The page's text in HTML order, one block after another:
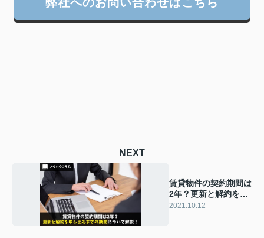
弊社へのお問い合わせはこちら
NEXT
賃貸物件の契約期間は
2年？更新と解約を申
し出るまでの期間につ
2021.10.12